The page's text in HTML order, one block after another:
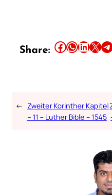
Share: Share this article on Facebook Share this article on WhatsApp Share this article on LinkedIn Share this article on X Share this article on Telegram
← Zweiter Korinther Kapitel
– 11 – Luther Bible – 1545